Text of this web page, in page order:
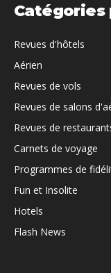
Catégories
Revues d'hôtels
Aérien
Revues de vols
Revues de salons
Revues de
Carnets de voyage
Programmes de
Fun et Insolite
Hotels
Flash News